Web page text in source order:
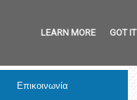
Επικοινωνία
LEARN MORE GOT IT